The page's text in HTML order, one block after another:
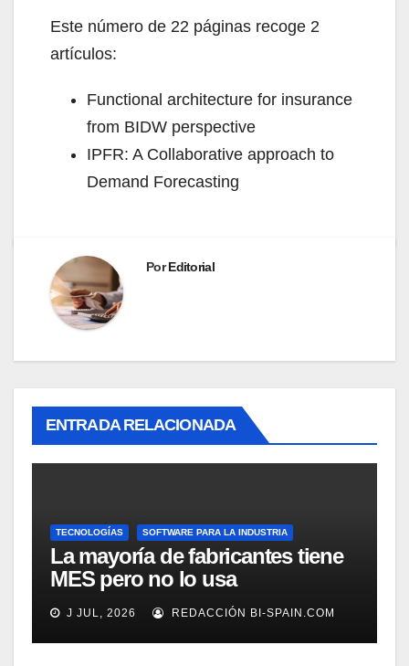
Este número de 22 páginas recoge 2
artículos:
Functional architecture for insurance
from BIDW perspective
IPFR: A Collaborative approach to
Demand Forecasting
PorEditorial
ENTRADA RELACIONADA
TECNOLOGÍAS SOFTWARE PARA LA INDUSTRIA
La mayoría de fabricantes tiene
MES pero no lo usa
adecuadamente, según
Rockwell Automation
J JUL, 2026 REDACCIÓN BI-SPAIN.COM